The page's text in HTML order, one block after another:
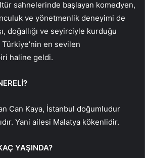
sahnelerinde başlayan komedyen,
ve yönetmenlik deneyimi de
doğallığı ve seyirciyle kurduğu
en sevilen
haline geldi.
Can Kaya, İstanbul doğumludur
Yani ailesi Malatya kökenlidir.
YAŞINDA?